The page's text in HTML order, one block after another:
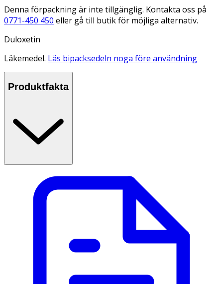
Denna förpackning är inte tillgänglig. Kontakta oss på
0771-450 450 eller gå till butik för möjliga alternativ.
Duloxetin
Läkemedel. Läs bipacksedeln noga före användning
Produktfakta